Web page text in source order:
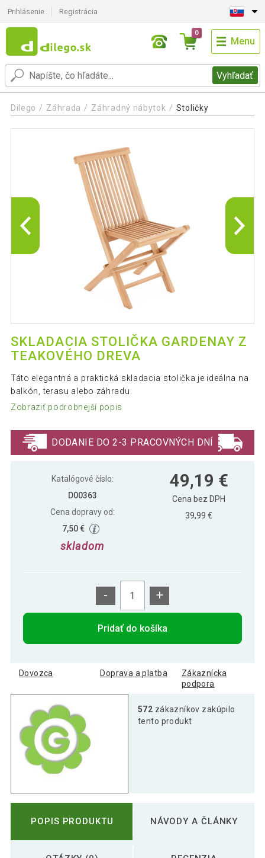
Prihlásenie Registrácia
Vyhľadať
0
Menu
Dilego Záhrada Záhradný nábytok Stoličky
SKLADACIA STOLIČKA GARDENAY Z
TEAKOVÉHO DREVA
Táto elegantná a praktická skladacia stolička je ideálna na
balkón, terasu alebo záhradu.
Zobraziť podrobnejší popis
DODANIE DO 2-3 PRACOVNÝCH DNÍ
Katalógové číslo:
D00363
Cena dopravy od:
7,50 €
skladom
49,19 €
Cena bez DPH
39,99 €
- +
Pridať do košíka
Dovozca Doprava a platba
Zákaznícka
podpora
572 zákazníkov zakúpilo
tento produkt
POPIS PRODUKTU NÁVODY A ČLÁNKY